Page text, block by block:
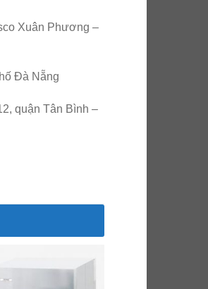
Xuân Phương –
Đà Nẵng
quận Tân Bình –